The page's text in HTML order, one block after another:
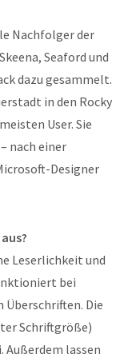
Nachfolger der
Seaford und
dazu gesammelt.
in den Rocky
User. Sie
nach einer
Designer
Leserlichkeit und
bei
Überschriften. Die
Schriftgröße)
Außerdem lassen